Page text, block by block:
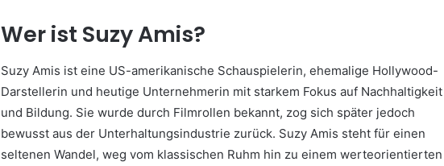
Wer ist Suzy Amis?
Suzy Amis ist eine US-amerikanische Schauspielerin, ehemalige Hollywood-
Darstellerin und heutige Unternehmerin mit starkem Fokus auf Nachhaltigkeit
und Bildung. Sie wurde durch Filmrollen bekannt, zog sich später jedoch
bewusst aus der Unterhaltungsindustrie zurück. Suzy Amis steht für einen
seltenen Wandel, weg vom klassischen Ruhm hin zu einem werteorientierten